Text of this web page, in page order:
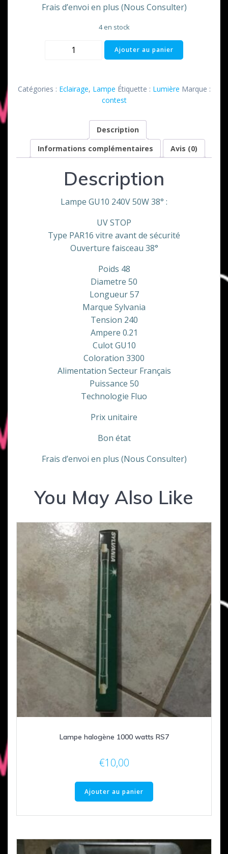
Frais d’envoi en plus (Nous Consulter)
4 en stock
quantité
50
GU10
Ajouter au panier
Catégories : Eclairage, Lampe Étiquette : Lumière Marque :
contest
Description
Informations complémentaires
Avis (0)
Description
Lampe GU10 240V 50W 38° :
UV STOP
Type PAR16 vitre avant de sécurité
Ouverture faisceau 38°
Poids 48
Diametre 50
Longueur 57
Marque Sylvania
Tension 240
Ampere 0.21
Culot GU10
Coloration 3300
Alimentation Secteur Français
Puissance 50
Technologie Fluo
Prix unitaire
Bon état
Frais d’envoi en plus (Nous Consulter)
You May Also Like
Lampe halogène 1000 watts RS7
€10,00
Ajouter au panier